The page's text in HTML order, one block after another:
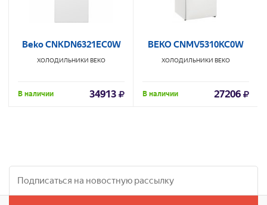
Beko CNKDN6321EC0W
ХОЛОДИЛЬНИКИ BEKO
В наличии 34913
BEKO CNMV5310KC0W
ХОЛОДИЛЬНИКИ BEKO
В наличии 27206